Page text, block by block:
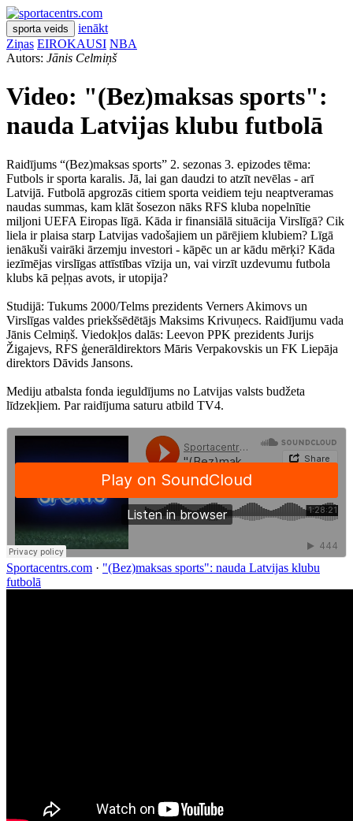
sporta veids
ienākt
Ziņas EIROKAUSI NBA
Autors: Jānis Celmiņš
Video: "(Bez)maksas sports":
nauda Latvijas klubu futbolā
Raidījums “(Bez)maksas sports” 2. sezonas 3. epizodes tēma:
Futbols ir sporta karalis. Jā, lai gan daudzi to atzīt nevēlas - arī
Latvijā. Futbolā apgrozās citiem sporta veidiem teju neaptveramas
naudas summas, kam klāt šosezon nāks RFS kluba nopelnītie
miljoni UEFA Eiropas līgā. Kāda ir finansiālā situācija Virslīgā? Cik
liela ir plaisa starp Latvijas vadošajiem un pārējiem klubiem? Līgā
ienākuši vairāki ārzemju investori - kāpēc un ar kādu mērķi? Kāda
iezīmējas virslīgas attīstības vīzija un, vai virzīt uzdevumu futbola
klubs kā peļņas avots, ir utopija?
Studijā: Tukums 2000/Telms prezidents Verners Akimovs un
Virslīgas valdes priekšsēdētājs Maksims Krivuņecs. Raidījumu vada
Jānis Celmiņš. Viedokļos dalās: Leevon PPK prezidents Jurijs
Žigajevs, RFS ģenerāldirektors Māris Verpakovskis un FK Liepāja
direktors Dāvids Jansons.
Mediju atbalsta fonda ieguldījums no Latvijas valsts budžeta
līdzekļiem. Par raidījuma saturu atbild TV4.
Sportacentrs.com · "(Bez)maksas sports": nauda Latvijas klubu
futbolā